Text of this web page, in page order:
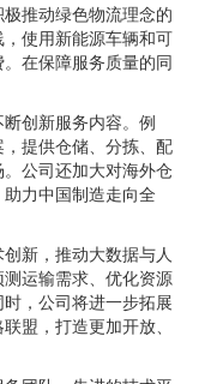
推动绿色物流理念的
使用新能源车辆和可
在保障服务质量的同
创新服务内容。例
提供仓储、分拣、配
公司还加大对海外仓
力中国制造走向全
新，推动大数据与人
运输需求、优化资源
，公司将进一步拓展
盟，打造更加开放、